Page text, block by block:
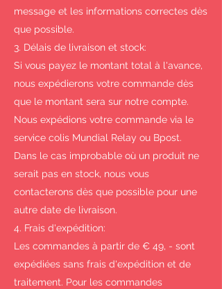
message et les informations correctes dès
que possible.
3. Délais de livraison et stock:
Si vous payez le montant total à l'avance,
nous expédierons votre commande dès
que le montant sera sur notre compte.
Nous expédions votre commande via le
service colis Mundial Relay ou Bpost.
Dans le cas improbable où un produit ne
serait pas en stock, nous vous
contacterons dès que possible pour une
autre date de livraison.
4. Frais d'expédition:
Les commandes à partir de € 49, - sont
expédiées sans frais d'expédition et de
traitement. Pour les commandes